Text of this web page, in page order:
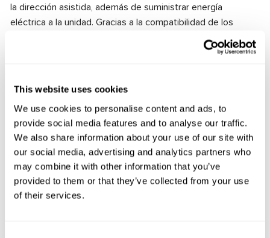
This website uses cookies
We use cookies to personalise content and ads, to
provide social media features and to analyse our traffic.
We also share information about your use of our site with
our social media, advertising and analytics partners who
may combine it with other information that you’ve
provided to them or that they’ve collected from your use
of their services.
la dirección asistida, además de suministrar energía
eléctrica a la unidad. Gracias a la compatibilidad de los
conectores del cable y la dirección asistida eléctrica, se
Solicitar precio
OEM